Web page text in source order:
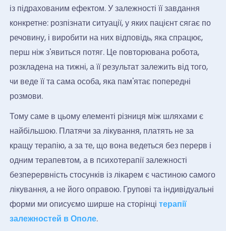
із підрахованим ефектом. У залежності її завдання
конкретне: розпізнати ситуації, у яких пацієнт сягає по
речовину, і виробити на них відповідь, яка спрацює,
перш ніж з'явиться потяг. Це повторювана робота,
розкладена на тижні, а її результат залежить від того,
чи веде її та сама особа, яка пам'ятає попередні
розмови.
Тому саме в цьому елементі різниця між шляхами є
найбільшою. Платячи за лікування, платять не за
кращу терапію, а за те, що вона ведеться без перерв і
одним терапевтом, а в психотерапії залежності
безперервність стосунків із лікарем є частиною самого
лікування, а не його оправою. Групові та індивідуальні
форми ми описуємо ширше на сторінці терапії
залежностей в Ополе.